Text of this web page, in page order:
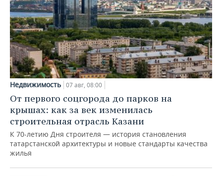
Недвижимость 07 авг, 08:00
От первого соцгорода до парков на
крышах: как за век изменилась
строительная отрасль Казани
К 70-летию Дня строителя — история становления
татарстанской архитектуры и новые стандарты качества
жилья